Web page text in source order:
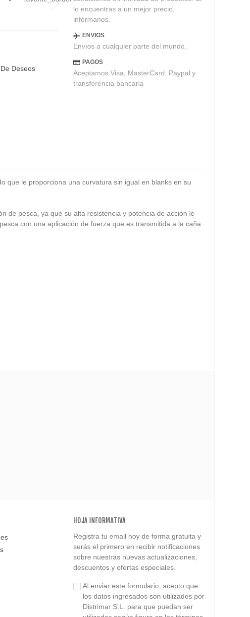
Deseos
lo encuentras a un mejor precio,
infórmanos.
ENVIOS
Envíos a cualquier parte del mundo.
PAGOS
Aceptamos Visa, MasterCard, Paypal y
transferencia bancaria
que le proporciona una curvatura sin igual en blanks en su
de pesca, ya que su alta resistencia y potencia de acción le
con una aplicación de fuerza que es transmitida a la caña
HOJA INFORMATIVA
Registra tu email hoy de forma gratuita y
serás el primero en recibir notificaciones
sobre nuestras nuevas actualizaciones,
descuentos y ofertas especiales.
Al enviar este formulario, acepto que
los datos ingresados son utilizados por
Distrimar S.L. para que puedan ser